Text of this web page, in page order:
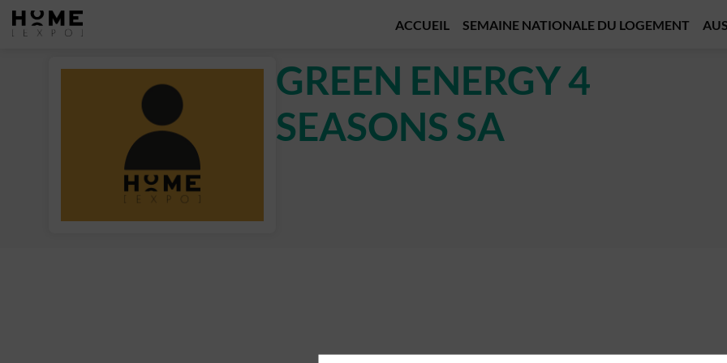
ACCUEIL SEMAINE NATIONALE DU LOGEMENT
GREEN ENERGY 4
SEASONS SA